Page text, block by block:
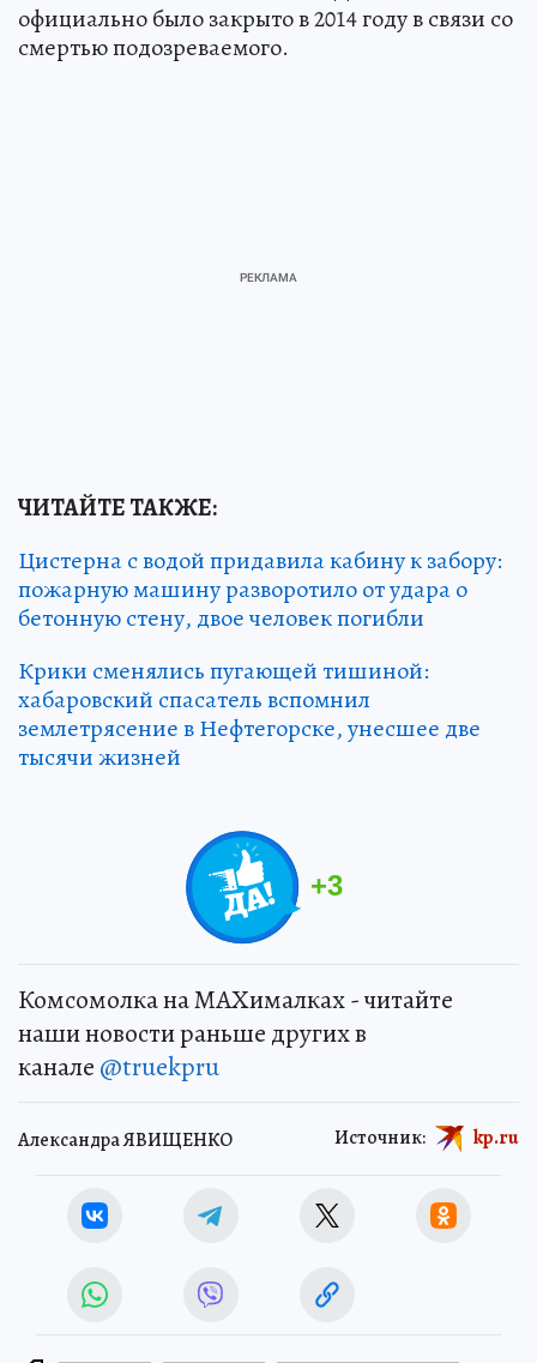
официально было закрыто в 2014 году в связи со
смертью подозреваемого.
ЧИТАЙТЕ ТАКЖЕ:
Цистерна с водой придавила кабину к забору:
пожарную машину разворотило от удара о
бетонную стену, двое человек погибли
Крики сменялись пугающей тишиной:
хабаровский спасатель вспомнил
землетрясение в Нефтегорске, унесшее две
тысячи жизней
+3
Комсомолка на MAXималках - читайте
наши новости раньше других в
канале @truekpru
Александра ЯВИЩЕНКО Источник: kp.ru